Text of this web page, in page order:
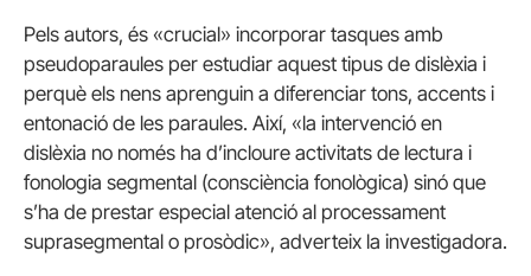
Pels autors, és «crucial» incorporar tasques amb
pseudoparaules per estudiar aquest tipus de dislèxia i
perquè els nens aprenguin a diferenciar tons, accents i
entonació de les paraules. Així, «la intervenció en
dislèxia no només ha d’incloure activitats de lectura i
fonologia segmental (consciència fonològica) sinó que
s’ha de prestar especial atenció al processament
suprasegmental o prosòdic», adverteix la investigadora.